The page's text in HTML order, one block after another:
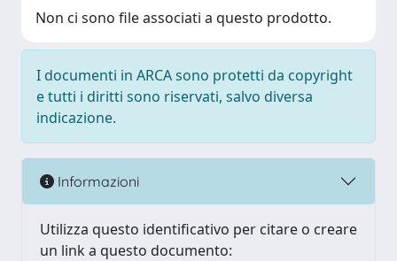
Non ci sono file associati a questo prodotto.
I documenti in ARCA sono protetti da copyright
e tutti i diritti sono riservati, salvo diversa
indicazione.
Informazioni
Utilizza questo identificativo per citare o creare
un link a questo documento: